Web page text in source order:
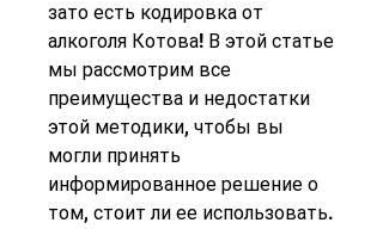
зато есть кодировка от
алкоголя Котова! В этой статье
мы рассмотрим все
преимущества и недостатки
этой методики, чтобы вы
могли принять
информированное решение о
том, стоит ли ее использовать.